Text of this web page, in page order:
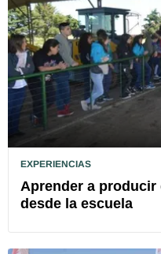
EXPERIENCIAS
Aprender a producir
desde la escuela